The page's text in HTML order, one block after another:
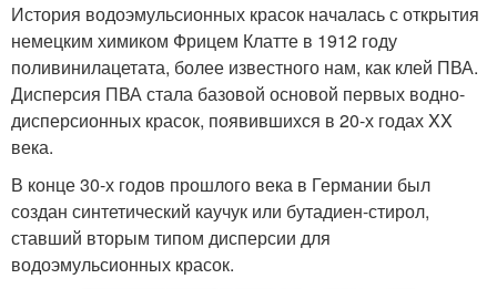
История водоэмульсионных красок началась с открытия
немецким химиком Фрицем Клатте в 1912 году
поливинилацетата, более известного нам, как клей ПВА.
Дисперсия ПВА стала базовой основой первых водно-
дисперсионных красок, появившихся в 20-х годах XX
века.
В конце 30-х годов прошлого века в Германии был
создан синтетический каучук или бутадиен-стирол,
ставший вторым типом дисперсии для
водоэмульсионных красок.